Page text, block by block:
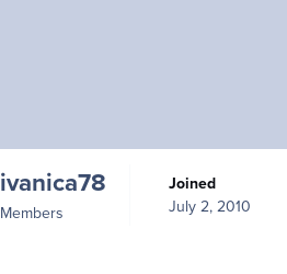
ivanica78
Members
Joined
July 2, 2010